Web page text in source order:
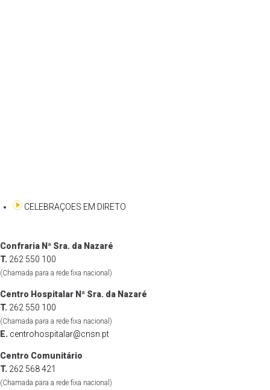
CELEBRAÇOES EM DIRETO
Confraria Nª Sra. da Nazaré
T. 262 550 100
(Chamada para a rede fixa nacional)
Centro Hospitalar Nª Sra. da Nazaré
T. 262 550 100
(Chamada para a rede fixa nacional)
E. centrohospitalar@cnsn.pt
Centro Comunitário
T. 262 568 421
(Chamada para a rede fixa nacional)